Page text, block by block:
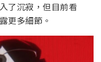
了沉寂，但目前看
更多細節。